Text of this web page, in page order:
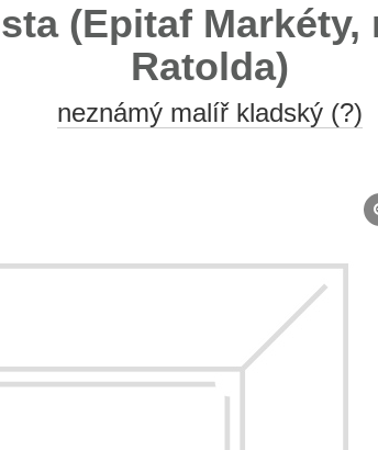
(Epitaf Markéty,
Ratolda)
neznámý malíř kladský (?)